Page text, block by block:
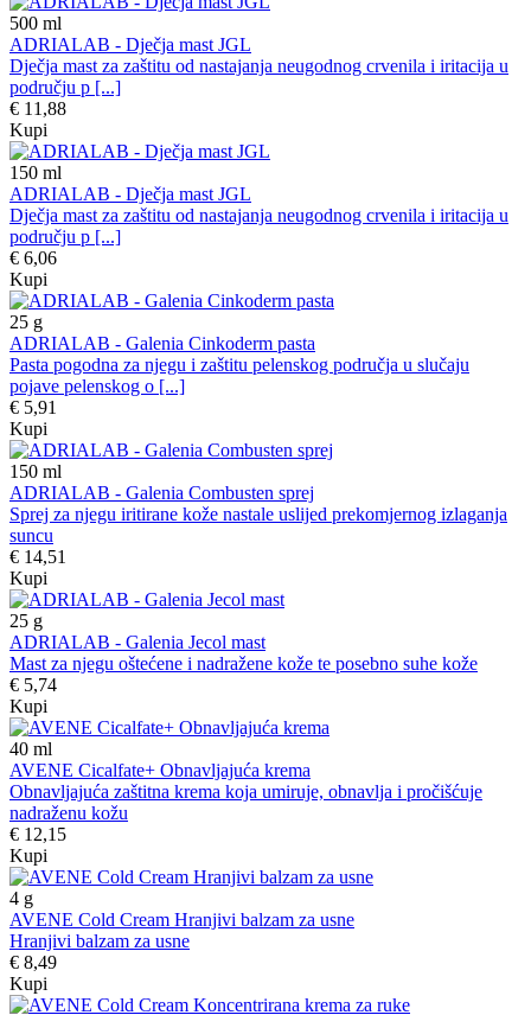
500 ml
ADRIALAB - Dječja mast JGL
Dječja mast za zaštitu od nastajanja neugodnog crvenila i iritacija u
području p [...]
€ 11,88
Kupi
150 ml
ADRIALAB - Dječja mast JGL
Dječja mast za zaštitu od nastajanja neugodnog crvenila i iritacija u
području p [...]
€ 6,06
Kupi
25 g
ADRIALAB - Galenia Cinkoderm pasta
Pasta pogodna za njegu i zaštitu pelenskog područja u slučaju
pojave pelenskog o [...]
€ 5,91
Kupi
150 ml
ADRIALAB - Galenia Combusten sprej
Sprej za njegu iritirane kože nastale uslijed prekomjernog izlaganja
suncu
€ 14,51
Kupi
25 g
ADRIALAB - Galenia Jecol mast
Mast za njegu oštećene i nadražene kože te posebno suhe kože
€ 5,74
Kupi
40 ml
AVENE Cicalfate+ Obnavljajuća krema
Obnavljajuća zaštitna krema koja umiruje, obnavlja i pročišćuje
nadraženu kožu
€ 12,15
Kupi
4 g
AVENE Cold Cream Hranjivi balzam za usne
Hranjivi balzam za usne
€ 8,49
Kupi